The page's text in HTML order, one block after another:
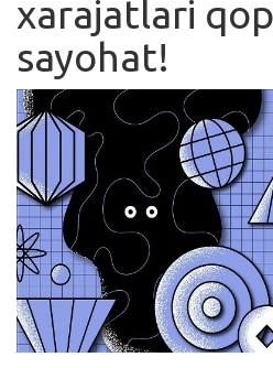
Qidirish
Kirish
xarajatlari
sayohat!